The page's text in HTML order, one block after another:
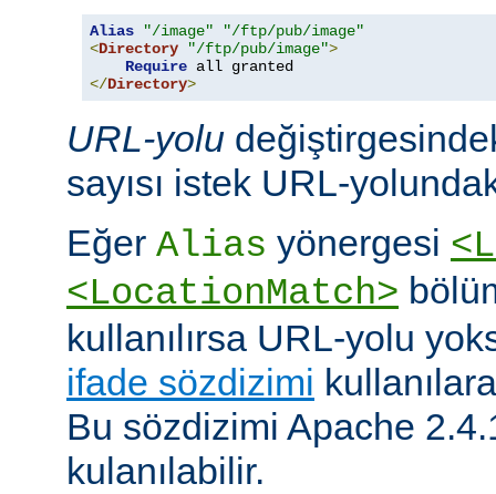
Alias "/image"
"/ftp/pub/image"
<Directory "/ftp/pub/image">
Require
</Directory>
URL-yolu
sayısı istek URL-
Eğer Alias yönergesi
<LocationMatch>
kullanılırsa URL-yolu
ifade sözdizimi
Bu sözdizimi Apache
kulanılabilir.